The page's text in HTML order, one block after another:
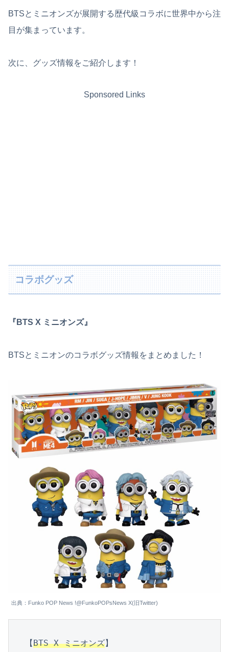
BTSとミニオンズが展開する歴代級コラボに世界中から注
目が集まっています。
次に、グッズ情報をご紹介します！
Sponsored Links
コラボグッズ
『BTS X ミニオンズ』
BTSとミニオンのコラボグッズ情報をまとめました！
出典：Funko POP News !@FunkoPOPsNews X(旧Twitter)
【BTS X ミニオンズ】